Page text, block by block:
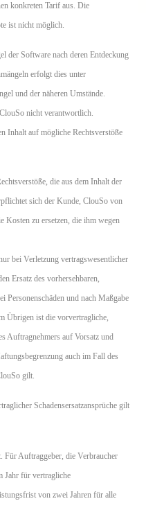
konkreten Tarif aus. Die
ist nicht möglich.
der Software nach deren Entdeckung
erfolgt dies unter
und der näheren Umstände.
nicht verantwortlich.
Inhalt auf mögliche Rechtsverstöße
die aus dem Inhalt der
sich der Kunde, ClouSo von
Kosten zu ersetzen, die ihm wegen
bei Verletzung vertragswesentlicher
Ersatz des vorhersehbaren,
Personenschäden und nach Maßgabe
Übrigen ist die vorvertragliche,
Auftragnehmers auf Vorsatz und
auch im Fall des
gilt.
Schadensersatzansprüche gilt
Für Auftraggeber, die Verbraucher
Jahr für vertragliche
von zwei Jahren für alle